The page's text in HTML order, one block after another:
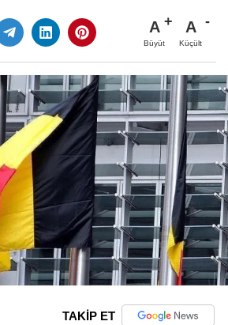
A
Büyüt
A
Küçült
TAKİP ET